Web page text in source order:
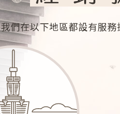
我們在以下地區都設有服